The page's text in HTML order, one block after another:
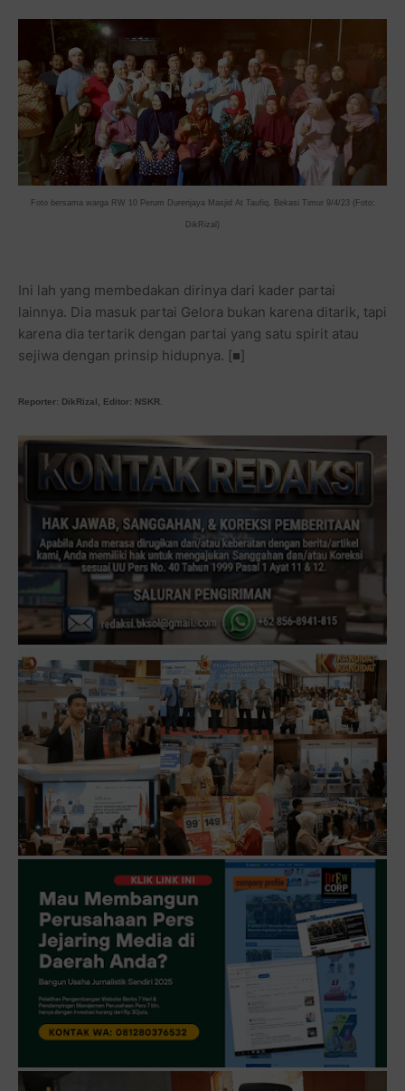
Foto bersama warga RW 10 Perum Durenjaya Masjid At Taufiq, Bekasi Timur 9/4/23 (Foto:
DikRizal)
Ini lah yang membedakan dirinya dari kader partai
lainnya. Dia masuk partai Gelora bukan karena ditarik, tapi
karena dia tertarik dengan partai yang satu spirit atau
sejiwa dengan prinsip hidupnya. [■]
Reporter: DikRizal, Editor: NSKR.